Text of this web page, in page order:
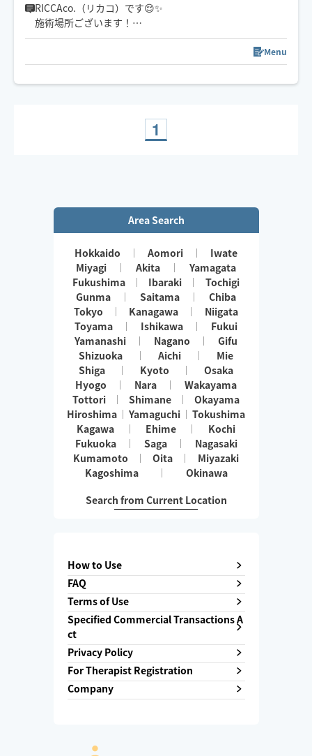
RICCAco.（リカコ）です😌✨
施術場所ございます！
※対応エリア外も近郊可能🙆‍♀️深夜早朝ご予約＆延長可能
まずはご予約を！笑
※ 22時以降は90分〜お願いします🙇‍♀️
しでオリジナルメソッドの極上時間🌹✨
※オイルではなくローション乳液使用の場合がございま
Menu
1
Area Search
Hokkaido Aomori
Iwate
Miyagi
Akita
Yamagata
Fukushima
Ibaraki
Tochigi
Gunma
Saitama
Chiba
Tokyo
Kanagawa
Niigata
Toyama
Ishikawa
Fukui
Yamanashi
Nagano
Gifu
Shizuoka
Aichi
Mie
Shiga
Kyoto
Osaka
Hyogo
Nara
Wakayama
Tottori
Shimane
Okayama
Hiroshima
Yamaguchi
Tokushima
Kagawa
Ehime
Kochi
Fukuoka
Saga
Nagasaki
Kumamoto
Oita
Miyazaki
Kagoshima
Okinawa
Search from Current Location
How to Use
FAQ
Terms of Use
Specified Commercial Transactions A
ct
Privacy Policy
For Therapist Registration
Company